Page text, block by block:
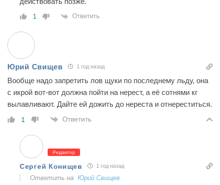
1 Ответить
Юрий Свищев 1 год назад
Вообще надо запретить лов щуки по последнему льду, она
с икрой вот-вот должна пойти на нерест, а её сотнями кг
вылавливают. Дайте ей дожить до нереста и отнереститься.
1 Ответить
Редактор
Сергей Конищев 1 год назад
Ответить на Юрий Свищев